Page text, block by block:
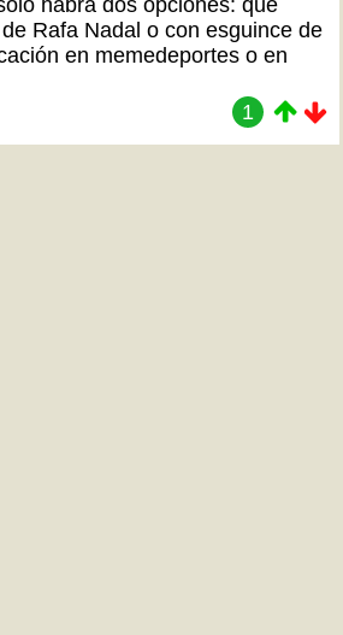
habrá dos opciones: que
Rafa Nadal o con esguince de
en memedeportes o en
1